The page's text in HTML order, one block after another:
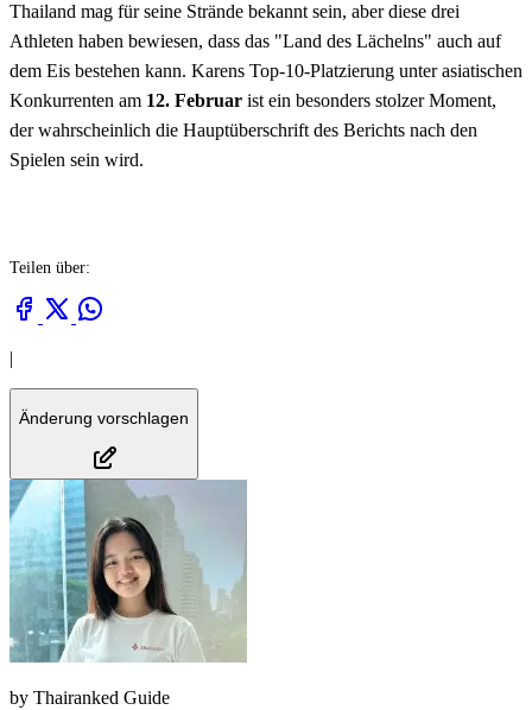
Thailand mag für seine Strände bekannt sein, aber diese drei
Athleten haben bewiesen, dass das "Land des Lächelns" auch auf
dem Eis bestehen kann. Karens Top-10-Platzierung unter asiatischen
Konkurrenten am 12. Februar ist ein besonders stolzer Moment,
der wahrscheinlich die Hauptüberschrift des Berichts nach den
Spielen sein wird.
Teilen über:
|
Änderung vorschlagen
by Thairanked Guide